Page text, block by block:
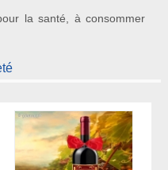
la santé, à consommer